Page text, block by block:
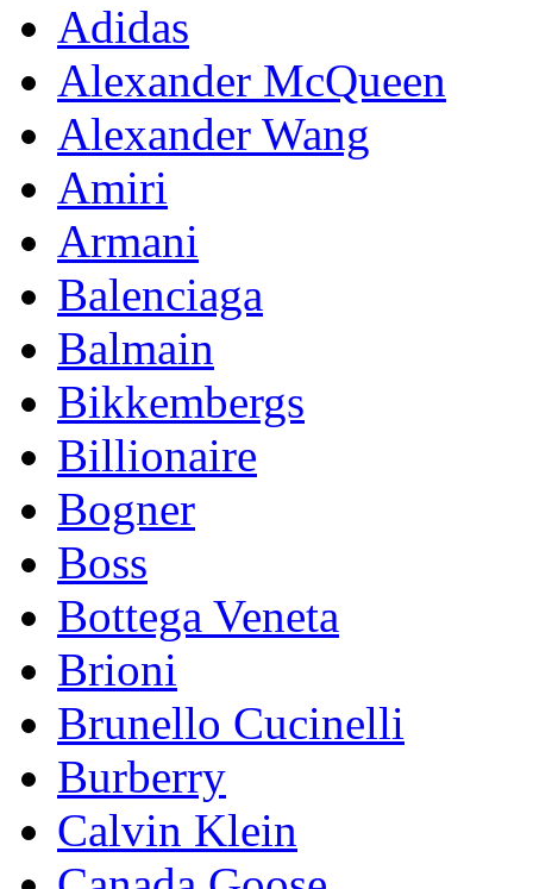
Adidas
Alexander McQueen
Alexander Wang
Amiri
Armani
Balenciaga
Balmain
Bikkembergs
Billionaire
Bogner
Boss
Bottega Veneta
Brioni
Brunello Cucinelli
Burberry
Calvin Klein